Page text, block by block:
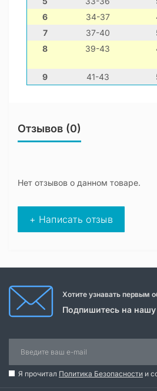
6
34-37
7
37-40
8
39-43
9 41-43
Отзывов (0)
Нет отзывов о данном товаре.
+ Написать отзыв
Хотите узнавать первым
Подпишитесь на
Я прочитал Политика Безопасности и